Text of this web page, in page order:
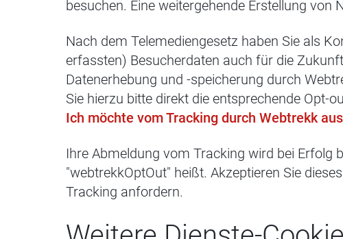
besuchen. Eine weitergehende Erstellung
Nach dem Telemediengesetz haben Sie als
erfassten) Besucherdaten auch für die
Datenerhebung und -speicherung durch
Sie hierzu bitte direkt die entsprechende Opt-
Ich möchte vom Tracking durch Webtrekk
Ihre Abmeldung vom Tracking wird bei Erfolg
"webtrekkOptOut" heißt. Akzeptieren Sie
Tracking anfordern.